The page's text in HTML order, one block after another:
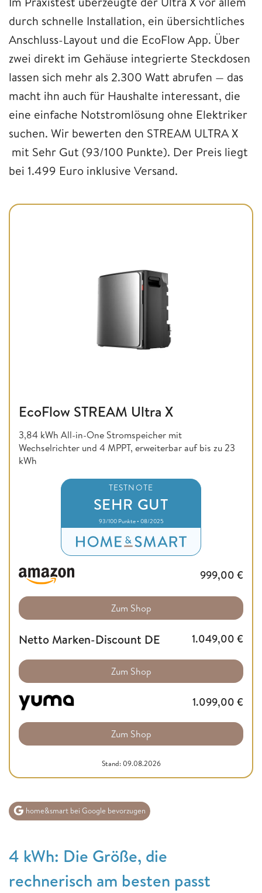
durch schnelle Installation, ein übersichtliches
Anschluss-Layout und die EcoFlow App. Über
zwei direkt im Gehäuse integrierte Steckdosen
lassen sich mehr als 2.300 Watt abrufen — das
macht ihn auch für Haushalte interessant, die
eine einfache Notstromlösung ohne Elektriker
suchen. Wir bewerten den STREAM ULTRA X
mit Sehr Gut (93/100 Punkte). Der Preis liegt
bei 1.499 Euro inklusive Versand.
EcoFlow STREAM Ultra X
3,84 kWh All-in-One Stromspeicher mit
Wechselrichter und 4 MPPT, erweiterbar auf bis zu 23
kWh
TESTNOTE
SEHR GUT
93/100 Punkte • 08/2025
999,00 €
Zum Shop
Netto Marken-Discount DE 1.049,00 €
Zum Shop
1.099,00 €
Zum Shop
Stand: 09.08.2026
home&smart bei Google bevorzugen
4 kWh: Die Größe, die
rechnerisch am besten passt